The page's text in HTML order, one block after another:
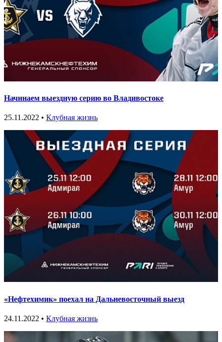
Начинаем выездную серию во Владивостоке
25.11.2022 • Клубная жизнь
«Нефтехимик» поехал на Дальневосточный выезд
24.11.2022 • Клубная жизнь